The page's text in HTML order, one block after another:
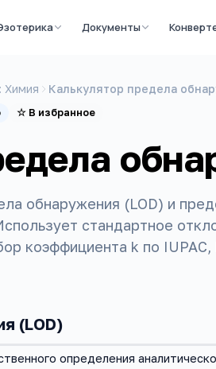
Документы
Химия Калькулятор предела
☆ В избранное
обнаружения (LOD) и
стандартное
коэффициента k по IUPAC,
(LOD)
определения